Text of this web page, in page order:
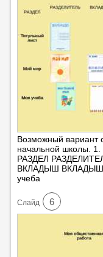
Возможный вариант
начальной школы.
РАЗДЕЛ
ВКЛАДЫШ ВКЛАДЫШ
учеба
Cлайд 6